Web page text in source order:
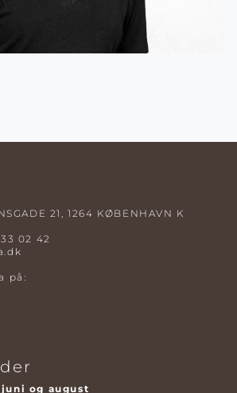
21, 1264 KØBENHAVN K
02 42
på:
og august